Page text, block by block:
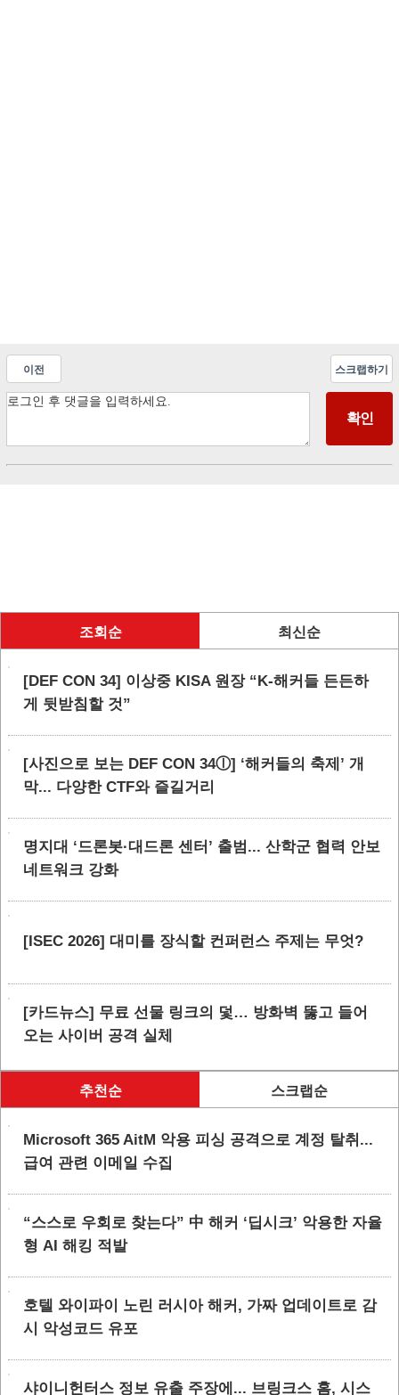
이전 스크랩하기
조회순 최신순
[DEF CON 34] 이상중 KISA 원장 “K-해커들 든든하
게 뒷받침할 것”
[사진으로 보는 DEF CON 34ⓛ] ‘해커들의 축제’ 개
막... 다양한 CTF와 즐길거리
명지대 ‘드론봇·대드론 센터’ 출범... 산학군 협력 안보
네트워크 강화
[ISEC 2026] 대미를 장식할 컨퍼런스 주제는 무엇?
[카드뉴스] 무료 선물 링크의 덫… 방화벽 뚫고 들어
오는 사이버 공격 실체
추천순 스크랩순
Microsoft 365 AitM 악용 피싱 공격으로 계정 탈취...
급여 관련 이메일 수집
“스스로 우회로 찾는다” 中 해커 ‘딥시크’ 악용한 자율
형 AI 해킹 적발
호텔 와이파이 노린 러시아 해커, 가짜 업데이트로 감
시 악성코드 유포
샤이니헌터스 정보 유출 주장에... 브링크스 홈, 시스